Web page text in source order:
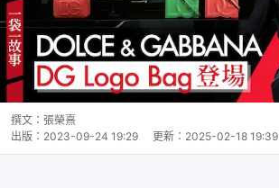
撰文： 張榮熹
出版： 2023-09-24 19:29 更新： 2025-02-18 19:39